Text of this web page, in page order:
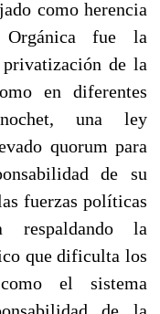
como herencia
fue la
de la
en diferentes
una ley
quorum para
de su
fuerzas políticas
respaldando la
que dificulta los
el sistema